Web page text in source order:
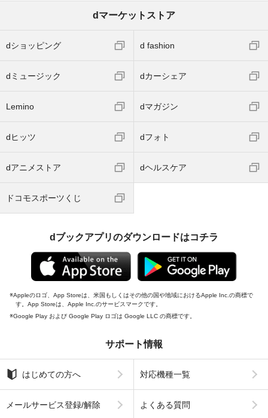
dマーケットストア
dショッピング d fashion
dミュージック dカーシェア
Lemino dマガジン
dヒッツ dフォト
dアニメストア dヘルスケア
ドコモスポーツくじ
dブックアプリのダウンロードはコチラ
Appleのロゴ、App Storeは、米国もしくはその他の国や地域におけるApple Inc.の商標で
す。App Storeは、Apple Inc.のサービスマークです。
Google Play および Google Play ロゴは Google LLC の商標です。
サポート情報
はじめての方へ 対応機種一覧
メールサービス登録/解除 よくある質問